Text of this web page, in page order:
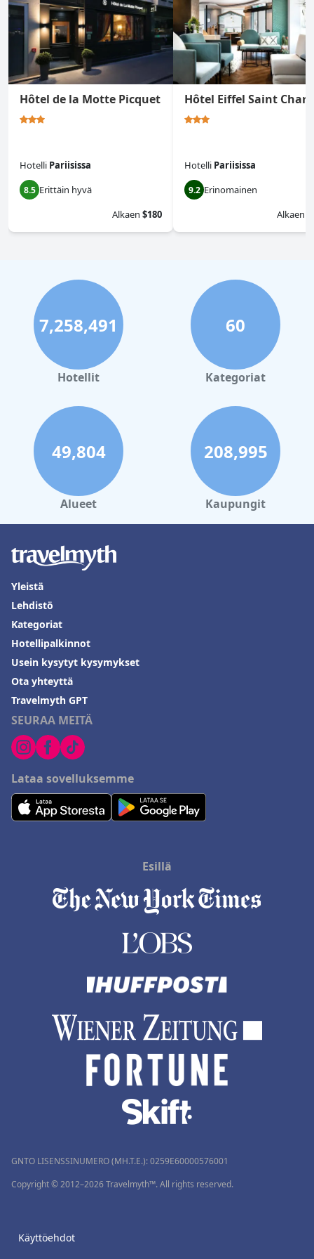
Hôtel de la Motte Picquet
Hotelli Pariisissa
8.5 Erittäin hyvä
Alkaen $180
Hôtel Eiffel Saint
Hotelli Pariisissa
9.2 Erinomainen
Alkaen
7,258,491
Hotellit
60
Kategoriat
49,804
Alueet
208,995
Kaupungit
SEURAA MEITÄ
Lataa sovelluksemme
Yleistä
Lehdistö
Kategoriat
Hotellipalkinnot
Usein kysytyt kysymykset
Ota yhteyttä
Travelmyth GPT
Esillä
GNTO LISENSSINUMERO (MH.T.E.): 0259Ε60000576001
Copyright © 2012–2026 Travelmyth™. All rights reserved.
Käyttöehdot